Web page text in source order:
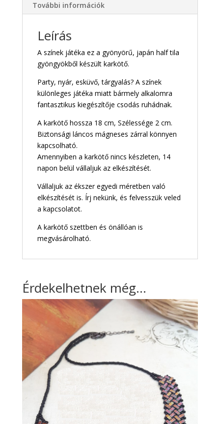
További információk
Leírás
A színek játéka ez a gyönyörű, japán half tila
gyöngyökből készült karkötő.
Party, nyár, esküvő, tárgyalás? A színek
különleges játéka miatt bármely alkalomra
fantasztikus kiegészítője csodás ruhádnak.
A karkötő hossza 18 cm, Szélessége 2 cm.
Biztonsági láncos mágneses zárral könnyen
kapcsolható.
Amennyiben a karkötő nincs készleten, 14
napon belül vállaljuk az elkészítését.
Vállaljuk az ékszer egyedi méretben való
elkészítését is. Írj nekünk, és felvesszük veled
a kapcsolatot.
A karkötő szettben és önállóan is
megvásárolható.
Érdekelhetnek még…